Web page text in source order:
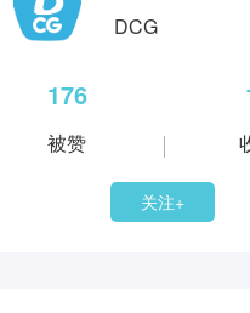
DCG
被赞
176
关注+